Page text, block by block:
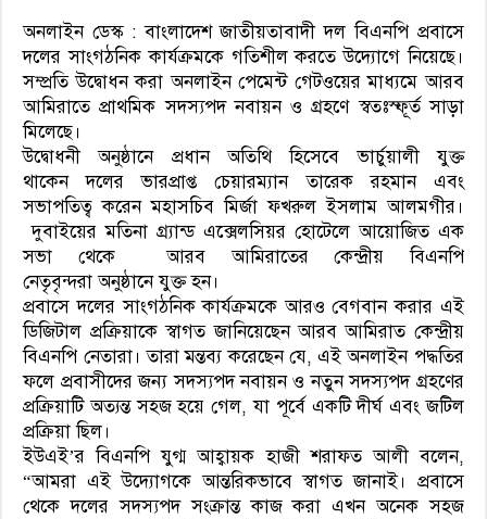
অনলাইন ডেস্ক : বাংলাদেশ জাতীয়তাবাদী দল বিএনপি প্রবাসে
দলের সাংগঠনিক কার্যক্রমকে গতিশীল করতে উদ্যোগে নিয়েছে।
সম্প্রতি উদ্বোধন করা অনলাইন পেমেন্ট গেটওয়ের মাধ্যমে আরব
আমিরাতে প্রাথমিক সদস্যপদ নবায়ন ও গ্রহণে স্বতঃস্ফূর্ত সাড়া
মিলেছে।
উদ্বোধনী অনুষ্ঠানে প্রধান অতিথি হিসেবে ভার্চুয়ালী যুক্ত
থাকেন দলের ভারপ্রাপ্ত চেয়ারম্যান তারেক রহমান এবং
সভাপতিত্ব করেন মহাসচিব মির্জা ফখরুল ইসলাম আলমগীর।
দুবাইয়ের মতিনা গ্র্যান্ড এক্সেলসিয়র হোটেলে আয়োজিত এক
সভা থেকে আরব আমিরাতের কেন্দ্রীয় বিএনপি
নেতৃবৃন্দরা অনুষ্ঠানে যুক্ত হন।
প্রবাসে দলের সাংগঠনিক কার্যক্রমকে আরও বেগবান করার এই
ডিজিটাল প্রক্রিয়াকে স্বাগত জানিয়েছেন আরব আমিরাত কেন্দ্রীয়
বিএনপি নেতারা। তারা মন্তব্য করেছেন যে, এই অনলাইন পদ্ধতির
ফলে প্রবাসীদের জন্য সদস্যপদ নবায়ন ও নতুন সদস্যপদ গ্রহণের
প্রক্রিয়াটি অত্যন্ত সহজ হয়ে গেল, যা পূর্বে একটি দীর্ঘ এবং জটিল
প্রক্রিয়া ছিল।
ইউএই’র বিএনপি যুগ্ম আহ্বায়ক হাজী শরাফত আলী বলেন,
“আমরা এই উদ্যোগকে আন্তরিকভাবে স্বাগত জানাই। প্রবাসে
থেকে দলের সদস্যপদ সংক্রান্ত কাজ করা এখন অনেক সহজ